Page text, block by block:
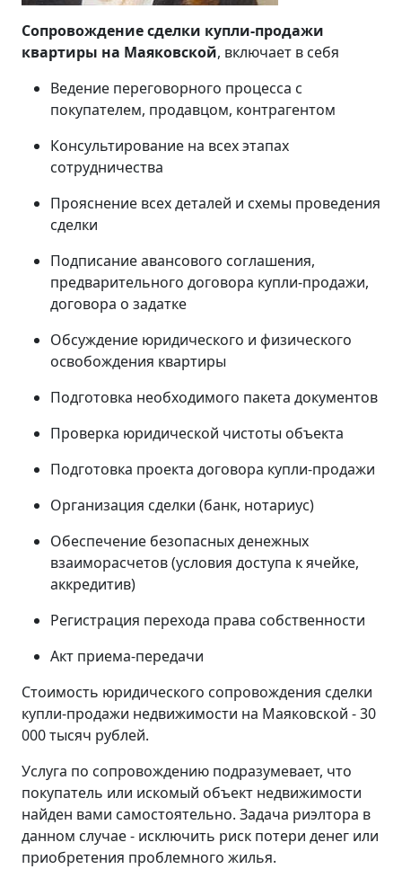
Сопровождение сделки купли-продажи
квартиры на Маяковской, включает в себя
Ведение переговорного процесса с
покупателем, продавцом, контрагентом
Консультирование на всех этапах
сотрудничества
Прояснение всех деталей и схемы проведения
сделки
Подписание авансового соглашения,
предварительного договора купли-продажи,
договора о задатке
Обсуждение юридического и физического
освобождения квартиры
Подготовка необходимого пакета документов
Проверка юридической чистоты объекта
Подготовка проекта договора купли-продажи
Организация сделки (банк, нотариус)
Обеспечение безопасных денежных
взаиморасчетов (условия доступа к ячейке,
аккредитив)
Регистрация перехода права собственности
Акт приема-передачи
Стоимость юридического сопровождения сделки
купли-продажи недвижимости на Маяковской - 30
000 тысяч рублей.
Услуга по сопровождению подразумевает, что
покупатель или искомый объект недвижимости
найден вами самостоятельно. Задача риэлтора в
данном случае - исключить риск потери денег или
приобретения проблемного жилья.